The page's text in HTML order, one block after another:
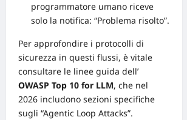
programmatore umano riceve
solo la notifica: “Problema risolto”.
Per approfondire i protocolli di
sicurezza in questi flussi, è vitale
consultare le linee guida dell’
OWASP Top 10 for LLM, che nel
2026 includono sezioni specifiche
sugli “Agentic Loop Attacks”.